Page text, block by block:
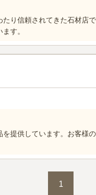
り信頼されてきた石材店
す。
提供しています。お客様
1